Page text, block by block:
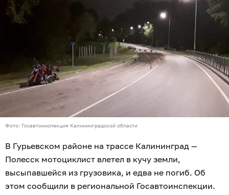
Фото: Госавтоинспекция Калининградской области
В Гурьевском районе на трассе Калининград —
Полесск мотоциклист влетел в кучу земли,
высыпавшейся из грузовика, и едва не погиб. Об
этом сообщили в региональной Госавтоинспекции.